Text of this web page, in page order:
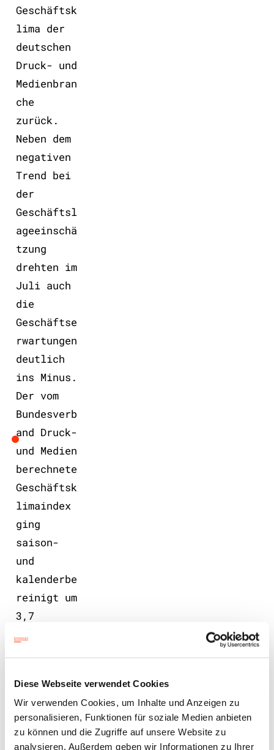
Diese Webseite verwendet Cookies
Wir verwenden Cookies, um Inhalte und Anzeigen zu
personalisieren, Funktionen für soziale Medien anbieten
zu können und die Zugriffe auf unsere Website zu
analysieren. Außerdem geben wir Informationen zu Ihrer
Geschäftsk
lima der
deutschen
Druck- und
Medienbran
che
zurück.
Neben dem
negativen
Trend bei
der
Geschäftsl
ageeinschä
tzung
drehten im
Juli auch
die
Geschäftse
rwartungen
deutlich
ins Minus.
Der vom
Bundesverb
and Druck-
und Medien
berechnete
Geschäftsk
limaindex
ging
saison-
und
kalenderbe
reinigt um
3,7
Prozent im
Vormonat
zurück.
Mit 89,5
Punkten